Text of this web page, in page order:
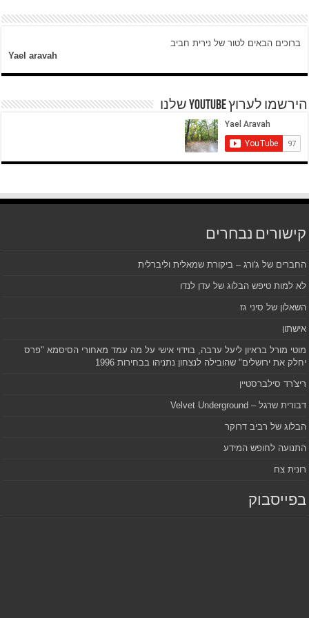
ברוכים הבאים לטור של נירית חביב
Yael aravah
הירשמו לערוץ YOUTUBE שלנו
קישורים נבחרים
החברים של ג'ורג – ביקורת שמאלית וליברלית
לא למות טיפש הבלוג של עדן לנדו
השאלון של סיני גז
אישתון
מוטי מורל בראיון ליעל ערבה, בוידוי אישי על מה עמד מאחורי הסיסמא "פרס
יחלק את ירושלים" שהובילה לנצחון נתניהו בבחירות 1996
ריצ'רד סילברסטיין
דבורית שרגל – Velvet Underground
הבלוג של רביב דרוקר
התנועה לחופש המידע
רונית צח
בפייסבוק